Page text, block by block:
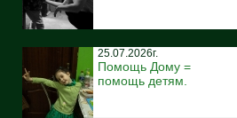
25.07.2026г.
Помощь Дому =
помощь детям.